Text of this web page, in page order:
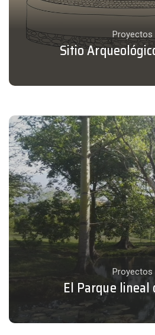
Proyectos
Sitio
Proyectos
El Parque lineal